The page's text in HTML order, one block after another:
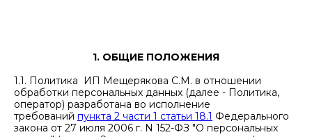
1. ОБЩИЕ ПОЛОЖЕНИЯ
1.1. Политика ИП Мещерякова С.М. в отношении
обработки персональных данных (далее - Политика,
оператор) разработана во исполнение
требований пункта 2 части 1 статьи 18.1 Федерального
закона от 27 июля 2006 г. N 152-ФЗ "О персональных